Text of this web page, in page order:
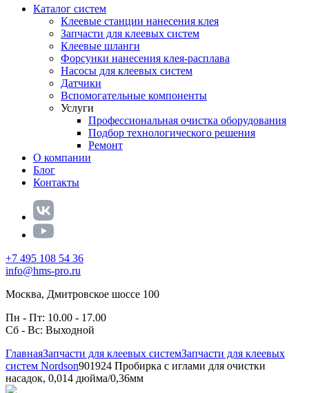
Каталог систем
Клеевые станции нанесения клея
Запчасти для клеевых систем
Клеевые шланги
Форсунки нанесения клея-расплава
Насосы для клеевых систем
Датчики
Вспомогательные компоненты
Услуги
Профессиональная очистка оборудования
Подбор технологического решения
Ремонт
О компании
Блог
Контакты
+7 495 108 54 36
info@hms-pro.ru
Москва, Дмитровское шоссе 100
Пн - Пт: 10.00 - 17.00
Сб - Вс: Выходной
ГлавнаяЗапчасти для клеевых системЗапчасти для клеевых
систем Nordson901924 Пробирка с иглами для очистки
насадок, 0,014 дюйма/0,36мм